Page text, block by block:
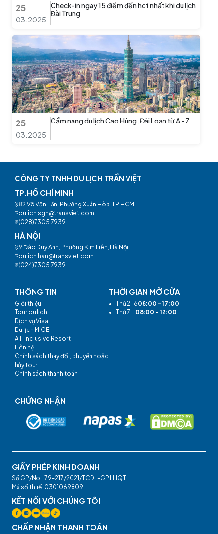
25
03.2025
Check-in ngay 15 điểm đến hot nhất khi du lịch
Đài Trung
25
03.2025
Cẩm nang du lịch Cao Hùng, Đài Loan từ A - Z
CÔNG TY TNHH DU LỊCH TRẦN VIỆT
TP.HỒ CHÍ MINH
82 Võ Văn Tần, Phường Xuân Hòa, TP.HCM
dulich.sgn@transviet.com
(028)7305 7939
HÀ NỘI
9 Đào Duy Anh, Phường Kim Liên, Hà Nội
dulich.han@transviet.com
(024)7305 7939
THÔNG TIN
Giới thiệu
Tour du lịch
Dịch vụ Visa
Du lịch MICE
All-Inclusive Resort
Liên hệ
Chính sách thay đổi, chuyển hoặc
hủy tour
Chính sách thanh toán
THỜI GIAN MỞ CỬA
• Thứ 2-608:00 - 17:00
• Thứ 7 08:00 - 12:00
CHỨNG NHẬN
GIẤY PHÉP KINH DOANH
Số GP/No.: 79-217/2021/TCDL-GP LHQT
Mã số thuế: 0301069809
KẾT NỐI VỚI CHÚNG TÔI
CHẤP NHẬN THANH TOÁN